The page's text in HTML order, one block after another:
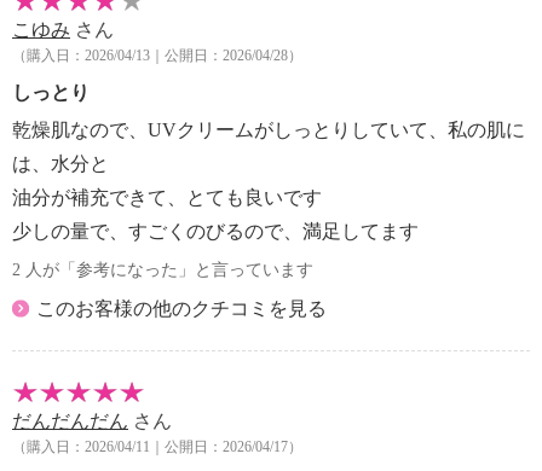
こゆみ さん
（購入日：2026/04/13｜公開日：2026/04/28）
しっとり
乾燥肌なので、UVクリームがしっとりしていて、私の肌に
は、水分と
油分が補充できて、とても良いです
少しの量で、すごくのびるので、満足してます
2 人が「参考になった」と言っています
このお客様の他のクチコミを見る
だんだんだん さん
（購入日：2026/04/11｜公開日：2026/04/17）